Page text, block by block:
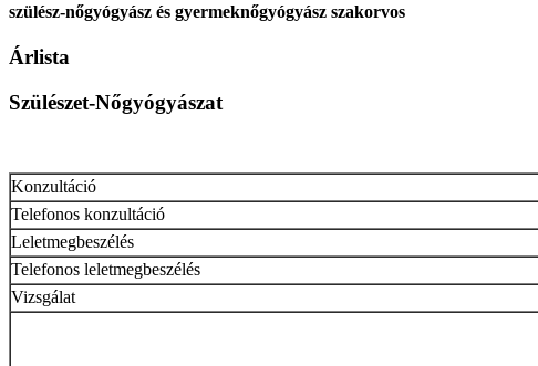
szülész-nőgyógyász és gyermeknőgyógyász szakorvos
Árlista
Szülészet-Nőgyógyászat
Konzultáció
Telefonos konzultáció
Leletmegbeszélés
Telefonos leletmegbeszélés
Vizsgálat